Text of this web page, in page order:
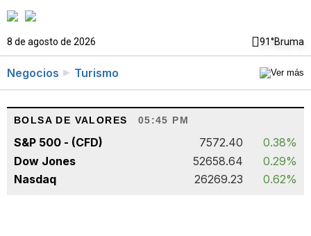
8 de agosto de 2026 91°Bruma
Negocios Turismo
BOLSA DE VALORES 05:45 PM
S&P 500 - (CFD) 7572.40
0.38%
Dow Jones
52658.64
0.29%
Nasdaq
26269.23 0.62%